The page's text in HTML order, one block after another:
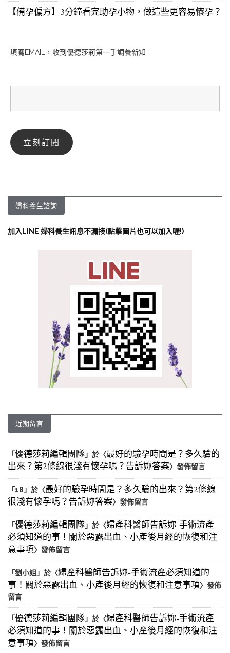
【備孕偏方】3分鐘看完助孕小物，做這些更容易懷孕？
填寫EMAIL，收到優德莎莉第一手調養新知
婦科養生諮詢
加入LINE 婦科養生訊息不漏接(點擊圖片也可以加入喔!)
近期留言
「優德莎莉編輯團隊」於〈最好的驗孕時間是？多久驗的
出來？第2條線很淺有懷孕嗎？告訴妳答案〉發佈留言
「18 」於〈最好的驗孕時間是？多久驗的出來？第2條線
很淺有懷孕嗎？告訴妳答案〉發佈留言
「優德莎莉編輯團隊」於〈婦產科醫師告訴妳-手術流產
必須知道的事！關於惡露出血、小產後月經的恢復和注
意事項〉發佈留言
「劉小姐 」於〈婦產科醫師告訴妳-手術流產必須知道的
事！關於惡露出血、小產後月經的恢復和注意事項〉發佈
留言
「優德莎莉編輯團隊」於〈婦產科醫師告訴妳-手術流產
必須知道的事！關於惡露出血、小產後月經的恢復和注
意事項〉發佈留言